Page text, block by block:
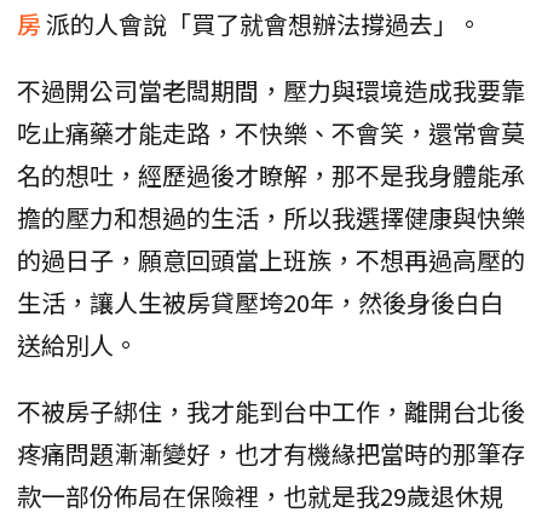
房派的人會說「買了就會想辦法撐過去」。
不過開公司當老闆期間，壓力與環境造成我要靠
吃止痛藥才能走路，不快樂、不會笑，還常會莫
名的想吐，經歷過後才瞭解，那不是我身體能承
擔的壓力和想過的生活，所以我選擇健康與快樂
的過日子，願意回頭當上班族，不想再過高壓的
生活，讓人生被房貸壓垮20年，然後身後白白
送給別人。
不被房子綁住，我才能到台中工作，離開台北後
疼痛問題漸漸變好，也才有機緣把當時的那筆存
款一部份佈局在保險裡，也就是我29歲退休規